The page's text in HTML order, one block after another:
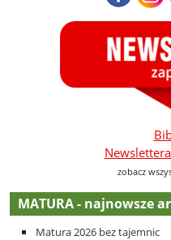
zobacz
MATURA - najnowsze
Matura 2026 bez tajemnic